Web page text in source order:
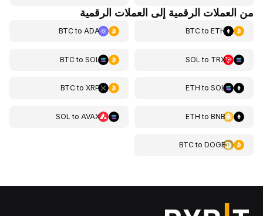
من العملات الرقمية إلى العملات الرقمية
BTCtoETH
BTCtoADA
SOL to TRX
BTCtoSOL
ETH toSOL
BTCtoXRP
ETH toBNB
SOL toAVAX
BTCtoDOGE